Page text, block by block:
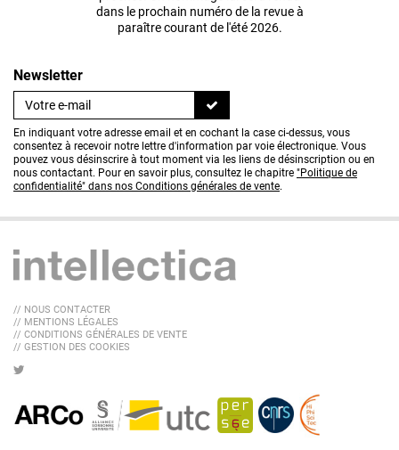
dans le prochain numéro de la revue à
paraître courant de l'été 2026.
Newsletter
En indiquant votre adresse email et en cochant la case ci-dessus, vous
consentez à recevoir notre lettre d'information par voie électronique. Vous
pouvez vous désinscrire à tout moment via les liens de désinscription ou en
nous contactant. Pour en savoir plus, consultez le chapitre "Politique de
confidentialité" dans nos Conditions générales de vente.
// NOUS CONTACTER
// MENTIONS LÉGALES
// CONDITIONS GÉNÉRALES DE VENTE
// GESTION DES COOKIES